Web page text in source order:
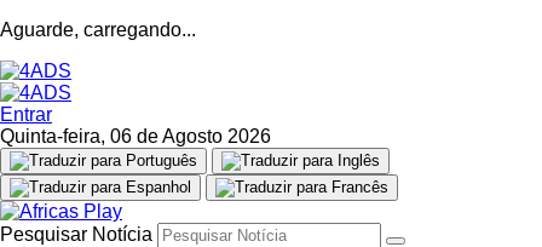
Aguarde, carregando...
Entrar
Quinta-feira, 06 de Agosto 2026
Pesquisar Notícia